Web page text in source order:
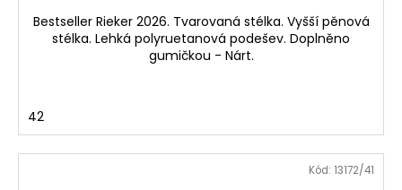
Bestseller Rieker 2026. Tvarovaná stélka. Vyšší pěnová
stélka. Lehká polyruetanová podešev. Doplněno
gumičkou - Nárt.
42
Kód: 13172/41